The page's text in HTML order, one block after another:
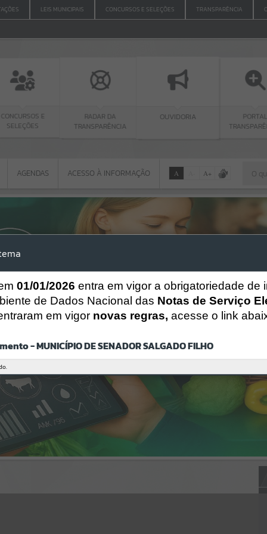
LEIS MUNICIPAIS CONCURSOS E SELEÇÕES TRANSPARÊNCIA
E
TRANSPARÊNCIA TRANSPARÊNCIA
Por favor, aguarde...
AGENDAS ACESSO À INFORMAÇÃO
ACESSO À INFORMAÇÃO
A A+
01/01/2026 entra em vigor a obrigatoriedade de
de Dados Nacional das Notas de Serviço
em vigor novas regras, acesse o link
- MUNICÍPIO DE SENADOR SALGADO FILHO
Gerenciamento do Sistema
CÓDIGO DA MENSAGEM: EST-000040
Ocorreu um erro de script:
Uncaught SyntaxError: Unexpected token '('
https://senadorsalgadofilho.atende.net/cidadao/pagina/static/bundle
/wpo_index_2_base_l2_portal_editores_sync_751431adacb92c210841
Verificar Mais Detalhes